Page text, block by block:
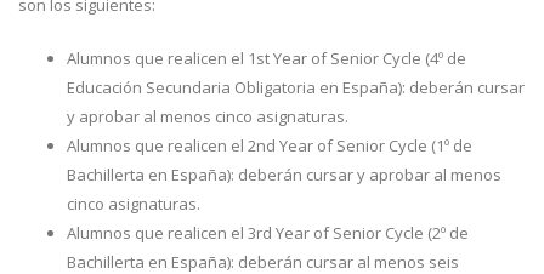
son los siguientes:
Alumnos que realicen el 1st Year of Senior Cycle (4º de
Educación Secundaria Obligatoria en España): deberán cursar
y aprobar al menos cinco asignaturas.
Alumnos que realicen el 2nd Year of Senior Cycle (1º de
Bachillerta en España): deberán cursar y aprobar al menos
cinco asignaturas.
Alumnos que realicen el 3rd Year of Senior Cycle (2º de
Bachillerta en España): deberán cursar al menos seis